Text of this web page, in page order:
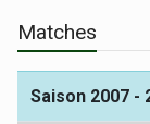
Matches
Saison 2007 -